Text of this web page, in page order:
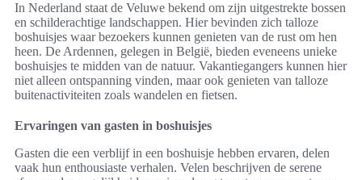
In Nederland staat de Veluwe bekend om zijn uitgestrekte bossen
en schilderachtige landschappen. Hier bevinden zich talloze
boshuisjes waar bezoekers kunnen genieten van de rust om hen
heen. De Ardennen, gelegen in België, bieden eveneens unieke
boshuisjes te midden van de natuur. Vakantiegangers kunnen hier
niet alleen ontspanning vinden, maar ook genieten van talloze
buitenactiviteiten zoals wandelen en fietsen.
Ervaringen van gasten in boshuisjes
Gasten die een verblijf in een boshuisje hebben ervaren, delen
vaak hun enthousiaste verhalen. Velen beschrijven de serene